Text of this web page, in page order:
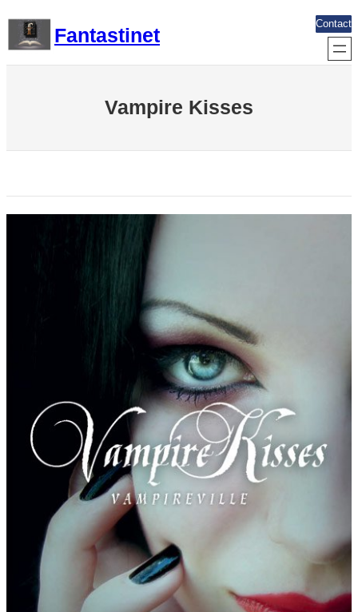
contenu
Fantastinet
Contact
Vampire Kisses